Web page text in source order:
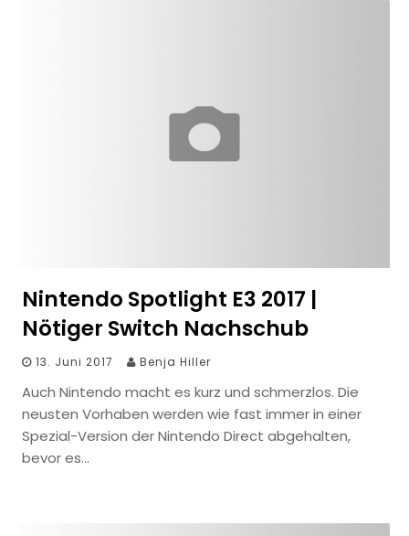
Nintendo Spotlight E3 2017 |
Nötiger Switch Nachschub
13. Juni 2017 Benja Hiller
Auch Nintendo macht es kurz und schmerzlos. Die
neusten Vorhaben werden wie fast immer in einer
Spezial-Version der Nintendo Direct abgehalten,
bevor es…